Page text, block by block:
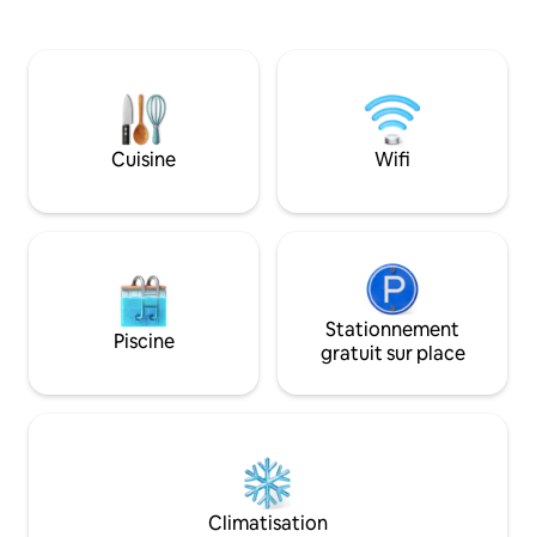
boréales, le soleil de minuit. À 20 min
d'Harstad, à 1 heure d'Evenes. Sauna
réservable sur place. Linge de maison,
serviettes, peignoir, pantoufles. Fenêtre
sommeil.
d'Andenes, deux
autorisons les
car nous avons
chiens
sûr pas près de
Cuisine Wifi
Piscine
Stationnement
gratuit sur place
Climatisation